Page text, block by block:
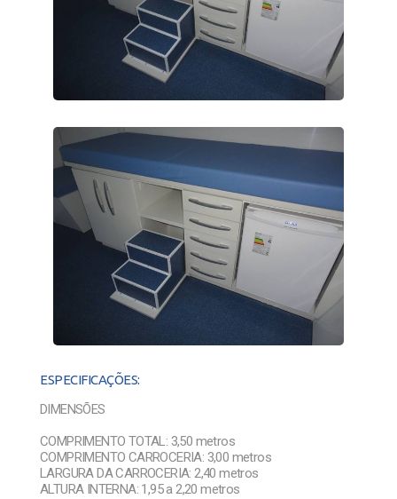
ESPECIFICAÇÕES:
DIMENSÕES
COMPRIMENTO TOTAL: 3,50 metros
COMPRIMENTO CARROCERIA: 3,00 metros
LARGURA DA CARROCERIA: 2,40 metros
ALTURA INTERNA: 1,95 a 2,20 metros